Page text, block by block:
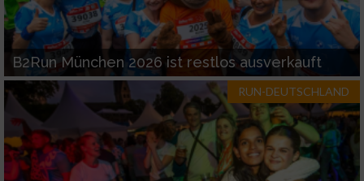
B2Run München 2026 ist restlos ausverkauft
RUN-DEUTSCHLAND